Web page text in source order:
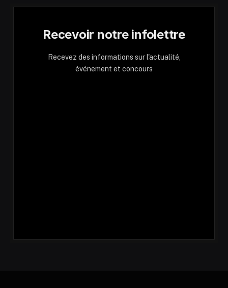
Recevoir notre infolettre
Recevez des informations sur l'actualité,
événement et concours